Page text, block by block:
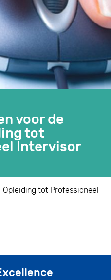
voor de
tot
Intervisor
Opleiding tot Professioneel